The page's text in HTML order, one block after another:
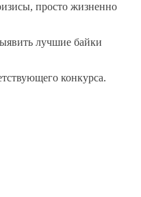
просто жизненно
лучшие байки
конкурса.